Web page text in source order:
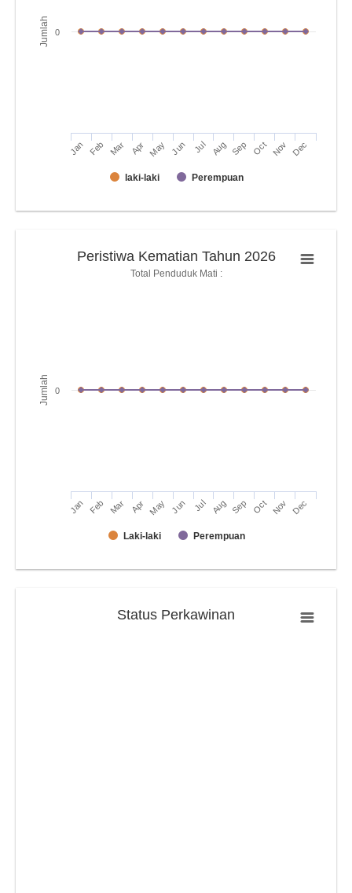
Jumlah
laki-laki Perempuan
Jan Feb Mar Apr May Jun Jul Aug Sep Oct Nov Dec
0
Jumlah
Peristiwa Kematian Tahun 2026
Total Penduduk Mati :
Laki-laki Perempuan
Jan Feb Mar Apr May Jun Jul Aug Sep Oct Nov Dec
0
Status Perkawinan